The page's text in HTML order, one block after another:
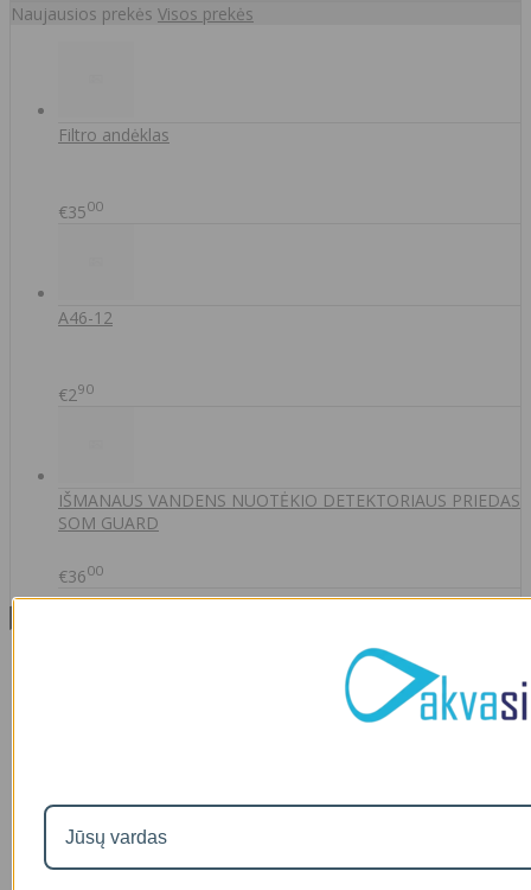
Naujausios prekės Visos prekės
Filtro andėklas
€3500
A46-12
€290
IŠMANAUS VANDENS NUOTĖKIO DETEKTORIAUS PRIEDAS
SOM GUARD
€3600
NAUJIENOS